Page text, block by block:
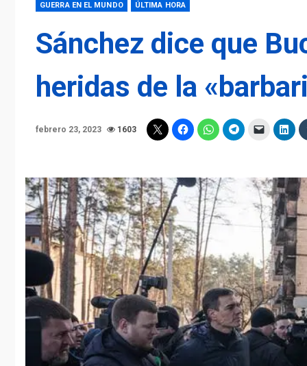
GUERRA EN EL MUNDO ÚLTIMA HORA
Sánchez dice que
heridas de la
febrero 23, 2023 1603